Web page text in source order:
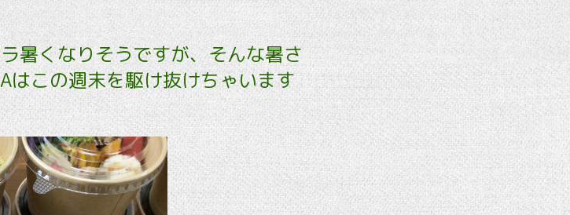
暑くなりそうですが、そんな暑さ
はこの週末を駆け抜けちゃいます